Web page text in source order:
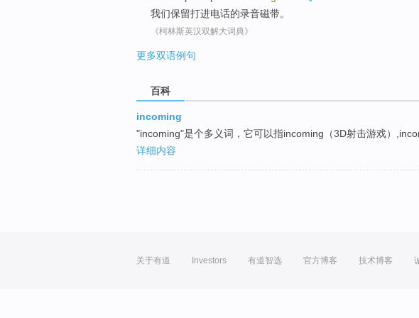
我们保留打进电话的录音磁带。
《柯林斯英汉双解大词典》
更多双语例句
百科
incoming
"incoming"是个多义词，它可以指incoming（3D射击游戏）
详细内容
关于有道 Investors 有道智选 官方博客 技术博客